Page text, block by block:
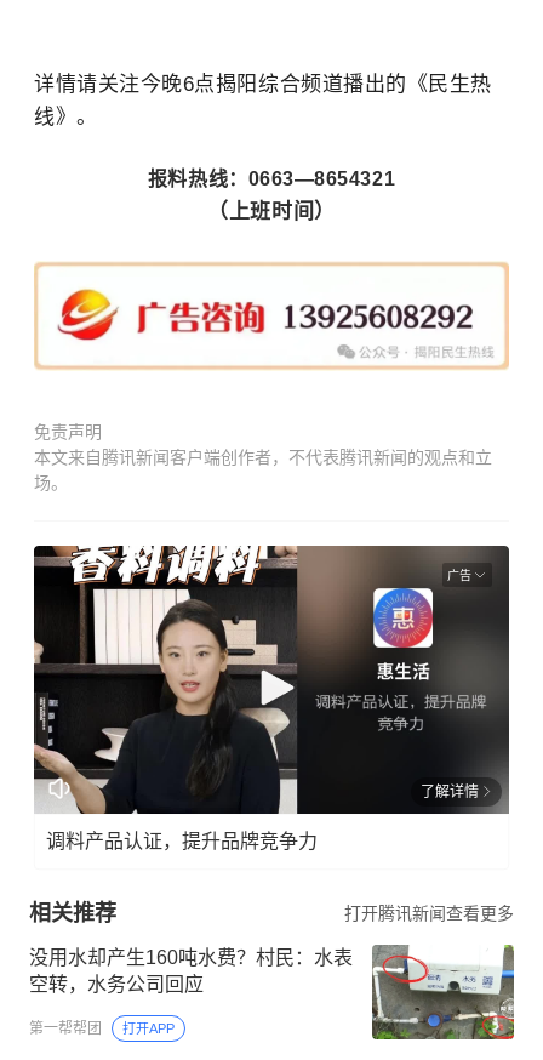
详情请关注今晚6点揭阳综合频道播出的《民生热
线》。
报料热线：0663—8654321
（上班时间）
免责声明
本文来自腾讯新闻客户端创作者，不代表腾讯新闻的观点和立
场。
广告
了解详情
调料产品认证，提升品牌竞争力
相关推荐 打开腾讯新闻查看更多
没用水却产生160吨水费？村民：水表
空转，水务公司回应
第一帮帮团 打开APP